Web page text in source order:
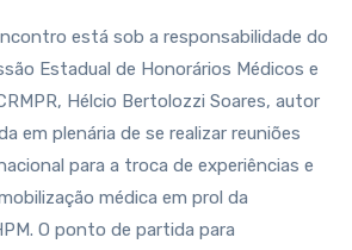
está sob a responsabilidade do
Estadual de Honorários Médicos e
Hélcio Bertolozzi Soares, autor
em plenária de se realizar reuniões
para a troca de experiências e
médica em prol da
O ponto de partida para